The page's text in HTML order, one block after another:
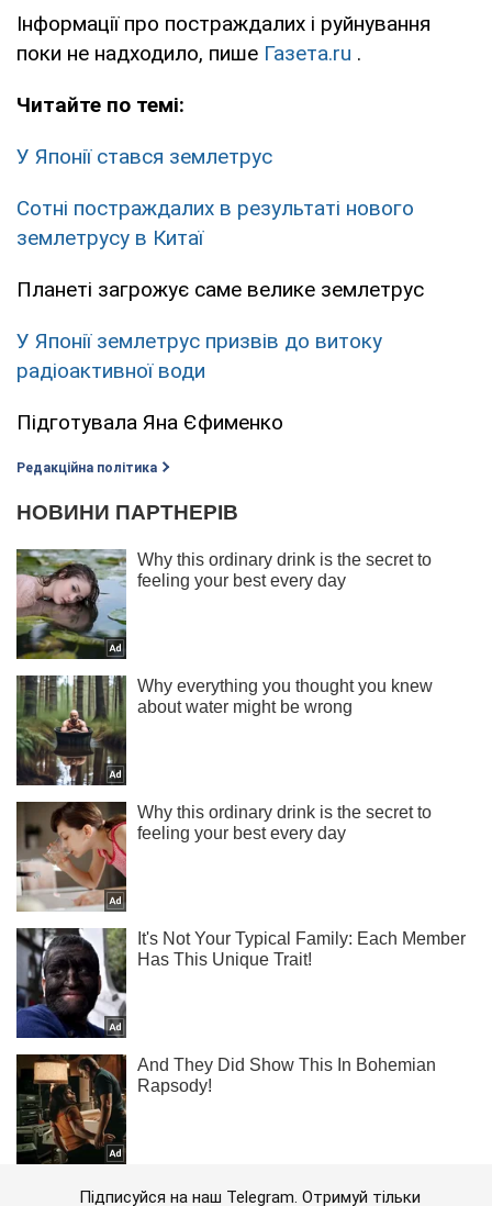
Інформації про постраждалих і руйнування
поки не надходило, пише Газета.ru .
Читайте по темі:
У Японії стався землетрус
Сотні постраждалих в результаті нового
землетрусу в Китаї
Планеті загрожує саме велике землетрус
У Японії землетрус призвів до витоку
радіоактивної води
Підготувала Яна Єфименко
Редакційна політика
Підписуйся на наш Telegram. Отримуй тільки